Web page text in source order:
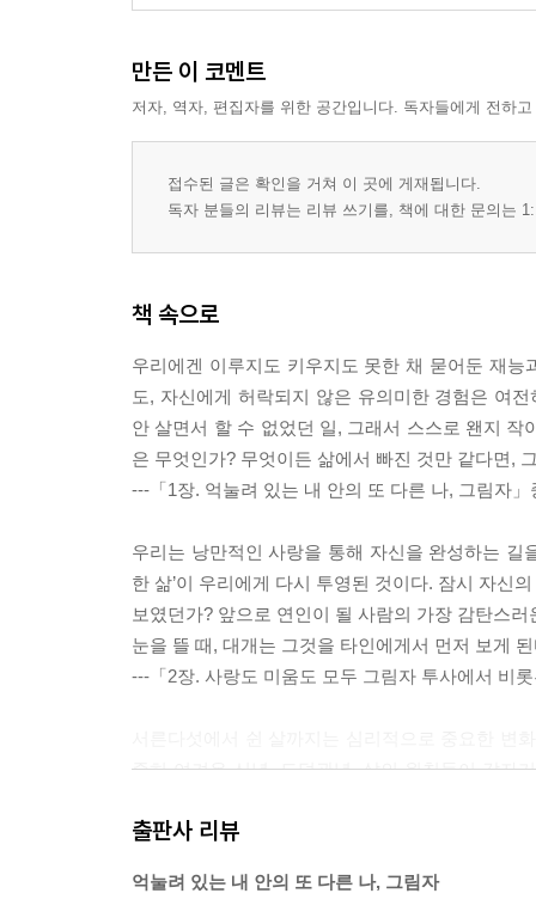
만든 이 코멘트
저자, 역자, 편집자를 위한 공간입니다. 독자들에게 전하
접수된 글은 확인을 거쳐 이 곳에 게재됩니다.
독자 분들의 리뷰는 리뷰 쓰기를, 책에 대한 문의는
책 속으로
우리에겐 이루지도 키우지도 못한 채 묻어둔 재
도, 자신에게 허락되지 않은 유의미한 경험은 여
안 살면서 할 수 없었던 일, 그래서 스스로 왠지
은 무엇인가? 무엇이든 삶에서 빠진 것만 같다면,
---「1장. 억눌려 있는 내 안의 또 다른 나, 그림자」
우리는 낭만적인 사랑을 통해 자신을 완성하는 길
한 삶’이 우리에게 다시 투영된 것이다. 잠시 자신
보였던가? 앞으로 연인이 될 사람의 가장 감탄스
눈을 뜰 때, 대개는 그것을 타인에게서 먼저 보게
---「2장. 사랑도 미움도 모두 그림자 투사에서 비
중히 여겨온 신념, 도덕관념, 삶의 원칙들이 갑자
그러나 완전히 새로운 차원의 발전을 위한 발판이
출판사 리뷰
억눌려 있는 내 안의 또 다른 나, 그림자